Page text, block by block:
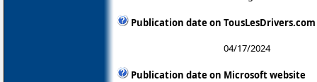
Publication date on TousLesDrivers.com
04/17/2024
Publication date on Microsoft website